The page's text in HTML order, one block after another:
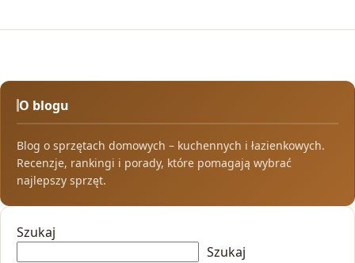
O blogu
Blog o sprzętach domowych – kuchennych i łazienkowych.
Recenzje, rankingi i porady, które pomagają wybrać
najlepszy sprzęt.
Szukaj
Szukaj